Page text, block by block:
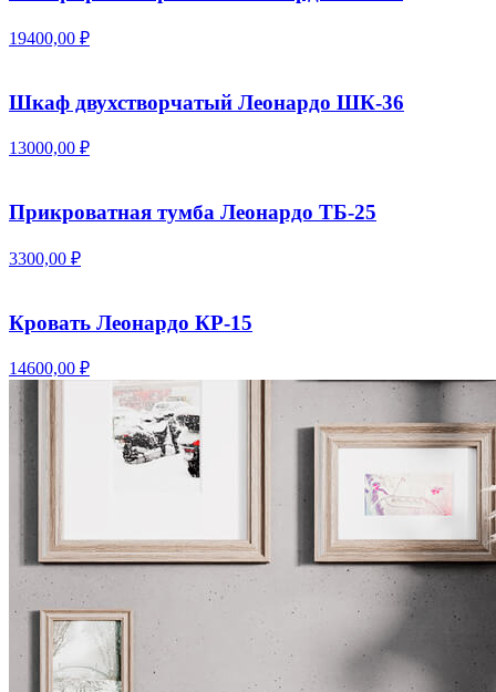
19400,00 ₽
Шкаф двухстворчатый Леонардо ШК-36
13000,00 ₽
Прикроватная тумба Леонардо ТБ-25
3300,00 ₽
Кровать Леонардо КР-15
14600,00 ₽